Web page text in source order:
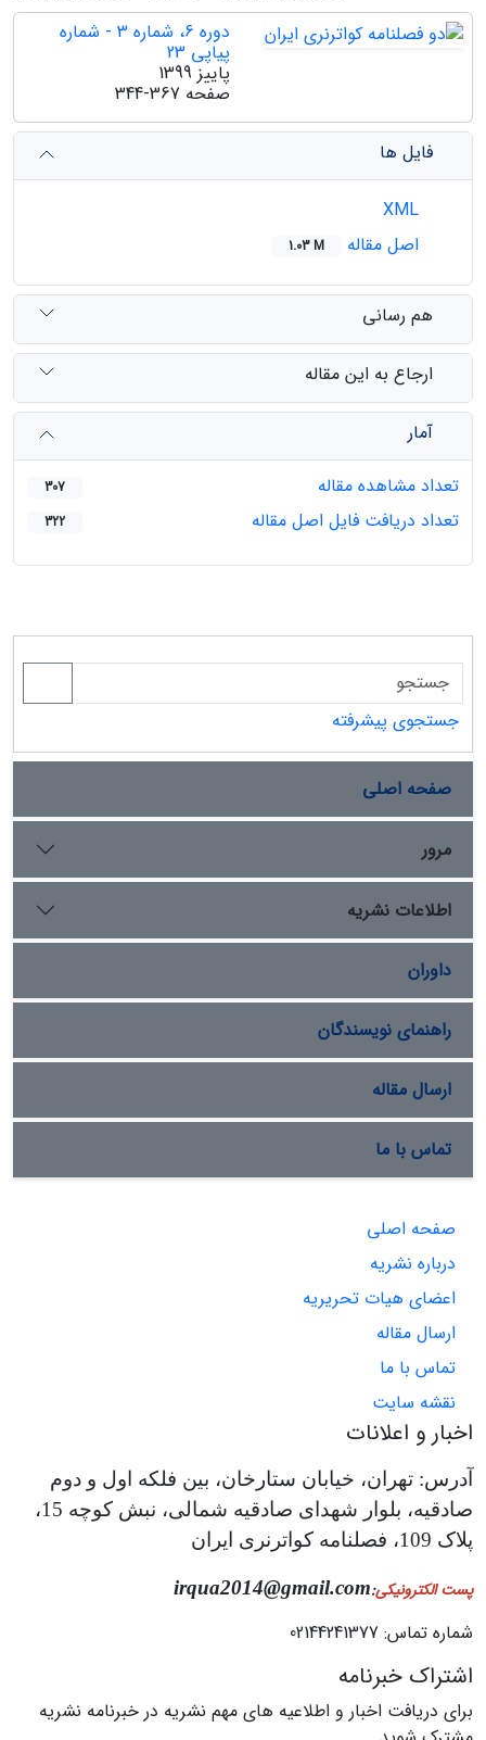
دوره 6، شماره 3 - شماره
پیاپی 23
پاییز 1399
صفحه 344-367
فایل ها
اصل مقاله
1.03 M
هم رسانی
ارجاع به این مقاله
آمار
تعداد مشاهده مقاله
307
تعداد دریافت فایل اصل مقاله 322
جستجوی پیشرفته
صفحه اصلی
مرور
اطلاعات نشریه
داوران
راهنمای نویسندگان
ارسال مقاله
تماس با ما
صفحه اصلی
درباره نشریه
اعضای هیات تحریریه
ارسال مقاله
تماس با ما
نقشه سایت
اخبار و اعلانات
آدرس: تهران، خیابان ستارخان، بین فلکه اول و دوم
صادقیه، بلوار شهدای صادقیه شمالی، نبش کوچه 15،
پلاک 109، فصلنامه کواترنری ایران
پست الکترونیکی:
irqua2014@gmail.com
شماره تماس: 02144241377
اشتراک خبرنامه
برای دریافت اخبار و اطلاعیه های مهم نشریه در خبرنامه نشریه